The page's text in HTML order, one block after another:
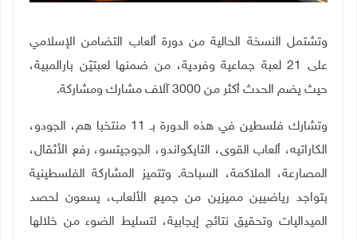
وتشتمل النسخة الحالية من دورة ألعاب التضامن الإسلامي
على 21 لعبة جماعية وفردية، من ضمنها لعبتيّن بارالمبية،
حيث يضم الحدث أكثر من 3000 آلاف مشارك ومشاركة.
وتشارك فلسطين في هذه الدورة بـ 11 منتخبا هم، الجودو،
الكاراتيه، ألعاب القوى، التايكواندو، الجوجيتسو، رفع الأثقال،
المصارعة، الملاكمة، السباحة. وتتميز المشاركة الفلسطينية
بتواجد رياضيين مميزين من جميع الألعاب، يسعون لحصد
الميداليات وتحقيق نتائج إيجابية، لتسليط الضوء من خلالها